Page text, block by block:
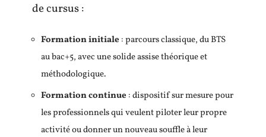
de cursus :
Formation initiale : parcours classique, du BTS
au bac+5, avec une solide assise théorique et
méthodologique.
Formation continue : dispositif sur mesure pour
les professionnels qui veulent piloter leur propre
activité ou donner un nouveau souffle à leur